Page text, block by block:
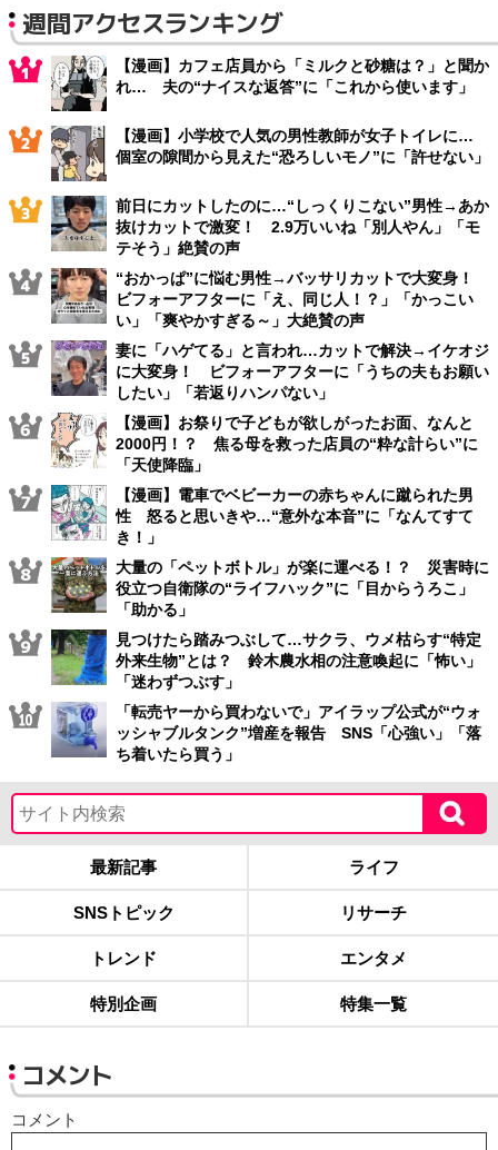
週間アクセスランキング
【漫画】カフェ店員から「ミルクと砂糖は？」と聞か
れ… 夫の“ナイスな返答”に「これから使います」
【漫画】小学校で人気の男性教師が女子トイレに…
個室の隙間から見えた“恐ろしいモノ”に「許せない」
前日にカットしたのに…“しっくりこない”男性→あか
抜けカットで激変！ 2.9万いいね「別人やん」「モ
テそう」絶賛の声
“おかっぱ”に悩む男性→バッサリカットで大変身！
ビフォーアフターに「え、同じ人！？」「かっこい
い」「爽やかすぎる～」大絶賛の声
妻に「ハゲてる」と言われ…カットで解決→イケオジ
に大変身！ ビフォーアフターに「うちの夫もお願い
したい」「若返りハンパない」
【漫画】お祭りで子どもが欲しがったお面、なんと
2000円！？ 焦る母を救った店員の“粋な計らい”に
「天使降臨」
【漫画】電車でベビーカーの赤ちゃんに蹴られた男
性 怒ると思いきや…“意外な本音”に「なんてすて
き！」
大量の「ペットボトル」が楽に運べる！？ 災害時に
役立つ自衛隊の“ライフハック”に「目からうろこ」
「助かる」
見つけたら踏みつぶして…サクラ、ウメ枯らす“特定
外来生物”とは？ 鈴木農水相の注意喚起に「怖い」
「迷わずつぶす」
「転売ヤーから買わないで」アイラップ公式が“ウォ
ッシャブルタンク”増産を報告 SNS「心強い」「落
ち着いたら買う」
最新記事 ライフ
SNSトピック リサーチ
トレンド エンタメ
特別企画 特集一覧
コメント
コメント